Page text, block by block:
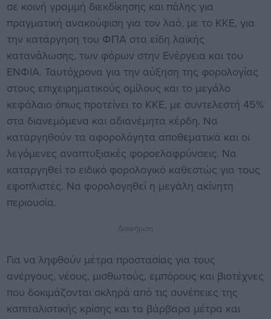
σε κοινή γραμμή διεκδίκησης και πάλης για
πραγματική ανακούφιση για τον λαό, με το ΚΚΕ, για
την κατάργηση του ΦΠΑ στα είδη λαϊκής
κατανάλωσης, των φόρων στην Ενέργεια και του
ΕΝΦΙΑ. Ταυτόχρονα για την αύξηση της φορολογίας
στους επιχειρηματικούς ομίλους και το μεγάλο
κεφάλαιο όπως προτείνει το ΚΚΕ, με συντελεστή 45%
στα διανεμόμενα και αδιανέμητα κέρδη. Να
καταργηθούν τα αφορολόγητα αποθεματικά και οι
λεγόμενες αναπτυξιακές φοροελαφρύνσεις. Να
καταργηθεί το ειδικό φορολογικό καθεστώς για τους
εφοπλιστές. Να φορολογηθεί η μεγάλη ακίνητη
περιουσία.
Διαφήμιση
Για να ληφθούν μέτρα προστασίας για τους
ανέργους, νέους, μισθωτούς, εμπόρους και βιοτέχνες
που δοκιμάζονται σκληρά από τις συνέπειες της
καπιταλιστικής κρίσης και τα βάρβαρα μέτρα και